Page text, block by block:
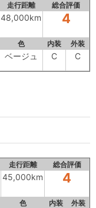
走行距離 総合評価
48,000km 4
色 内装 外装
ベージュ C C
走行距離 総合評価
45,000km 4
色 内装 外装